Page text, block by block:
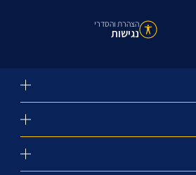
הצהרת והסדרי
נגישות